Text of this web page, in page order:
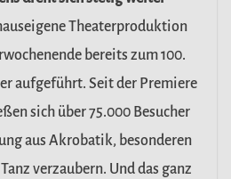
Theaterproduktion
bereits zum 100.
aufgeführt. Seit der Premiere
sich über 75.000 Besucher
aus Akrobatik, besonderen
verzaubern. Und das ganz